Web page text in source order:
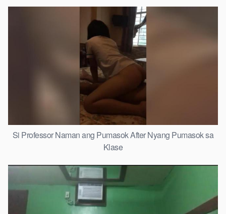
Si Professor Naman ang Pumasok After Nyang Pumasok sa
Klase